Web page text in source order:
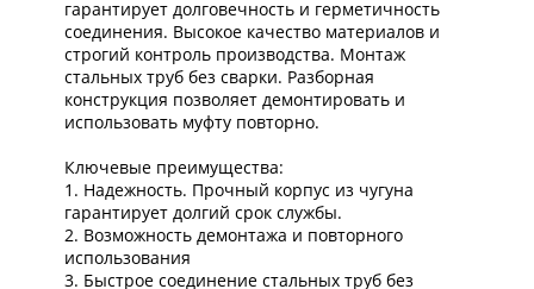
гарантирует долговечность и герметичность
соединения. Высокое качество материалов и
строгий контроль производства. Монтаж
стальных труб без сварки. Разборная
конструкция позволяет демонтировать и
использовать муфту повторно.
Ключевые преимущества:
1. Надежность. Прочный корпус из чугуна
гарантирует долгий срок службы.
2. Возможность демонтажа и повторного
использования
3. Быстрое соединение стальных труб без